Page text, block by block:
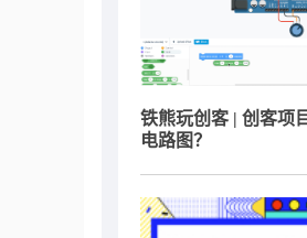
铁熊玩创客 | 创客项
电路图？